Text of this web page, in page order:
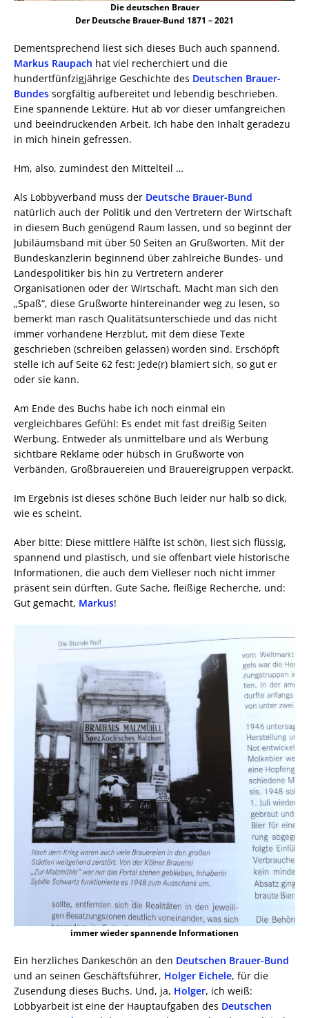
Die deutschen Brauer
Der Deutsche Brauer-Bund 1871 – 2021
Dementsprechend liest sich dieses Buch auch spannend.
Markus Raupach hat viel recherchiert und die
hundertfünfzigjährige Geschichte des Deutschen Brauer-
Bundes sorgfältig aufbereitet und lebendig beschrieben.
Eine spannende Lektüre. Hut ab vor dieser umfangreichen
und beeindruckenden Arbeit. Ich habe den Inhalt geradezu
in mich hinein gefressen.
Hm, also, zumindest den Mittelteil …
Als Lobbyverband muss der Deutsche Brauer-Bund
natürlich auch der Politik und den Vertretern der Wirtschaft
in diesem Buch genügend Raum lassen, und so beginnt der
Jubiläumsband mit über 50 Seiten an Grußworten. Mit der
Bundeskanzlerin beginnend über zahlreiche Bundes- und
Landespolitiker bis hin zu Vertretern anderer
Organisationen oder der Wirtschaft. Macht man sich den
„Spaß“, diese Grußworte hintereinander weg zu lesen, so
bemerkt man rasch Qualitätsunterschiede und das nicht
immer vorhandene Herzblut, mit dem diese Texte
geschrieben (schreiben gelassen) worden sind. Erschöpft
stelle ich auf Seite 62 fest: Jede(r) blamiert sich, so gut er
oder sie kann.
Am Ende des Buchs habe ich noch einmal ein
vergleichbares Gefühl: Es endet mit fast dreißig Seiten
Werbung. Entweder als unmittelbare und als Werbung
sichtbare Reklame oder hübsch in Grußworte von
Verbänden, Großbrauereien und Brauereigruppen verpackt.
Im Ergebnis ist dieses schöne Buch leider nur halb so dick,
wie es scheint.
Aber bitte: Diese mittlere Hälfte ist schön, liest sich flüssig,
spannend und plastisch, und sie offenbart viele historische
Informationen, die auch dem Vielleser noch nicht immer
präsent sein dürften. Gute Sache, fleißige Recherche, und:
Gut gemacht, Markus!
immer wieder spannende Informationen
Ein herzliches Dankeschön an den Deutschen Brauer-Bund
und an seinen Geschäftsführer, Holger Eichele, für die
Zusendung dieses Buchs. Und, ja, Holger, ich weiß:
Lobbyarbeit ist eine der Hauptaufgaben des Deutschen